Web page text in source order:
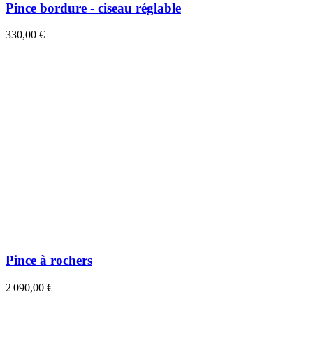
Pince bordure - ciseau réglable
330,00 €
Pince à rochers
2 090,00 €